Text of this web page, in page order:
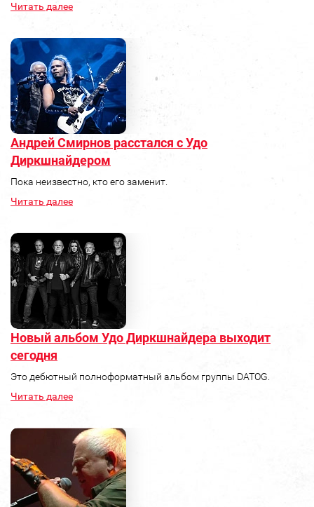
Читать далее
Андрей Смирнов расстался с Удо
Диркшнайдером
Пока неизвестно, кто его заменит.
Читать далее
Новый альбом Удо Диркшнайдера выходит
сегодня
Это дебютный полноформатный альбом группы DATOG.
Читать далее